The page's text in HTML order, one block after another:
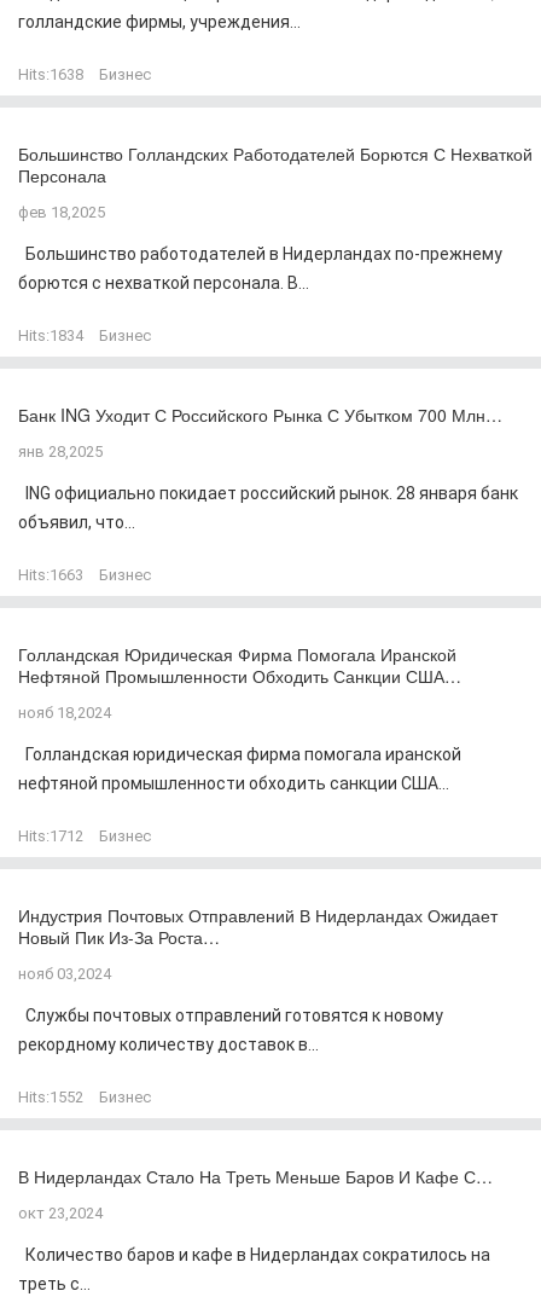
голландские фирмы, учреждения...
Hits:1638 Бизнес
Большинство Голландских Работодателей Борются С Нехваткой
Персонала
фев 18,2025
Большинство работодателей в Нидерландах по-прежнему
борются с нехваткой персонала. В...
Hits:1834 Бизнес
Банк ING Уходит С Российского Рынка С Убытком 700 Млн…
янв 28,2025
ING официально покидает российский рынок. 28 января банк
объявил, что...
Hits:1663 Бизнес
Голландская Юридическая Фирма Помогала Иранской
Нефтяной Промышленности Обходить Санкции США…
нояб 18,2024
Голландская юридическая фирма помогала иранской
нефтяной промышленности обходить санкции США...
Hits:1712 Бизнес
Индустрия Почтовых Отправлений В Нидерландах Ожидает
Новый Пик Из-За Роста…
нояб 03,2024
Службы почтовых отправлений готовятся к новому
рекордному количеству доставок в...
Hits:1552 Бизнес
В Нидерландах Стало На Треть Меньше Баров И Кафе С…
окт 23,2024
Количество баров и кафе в Нидерландах сократилось на
треть с...